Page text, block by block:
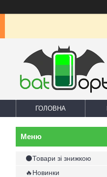
ГОЛОВНА
⚫Товари зі знижкою
🔥Новинки